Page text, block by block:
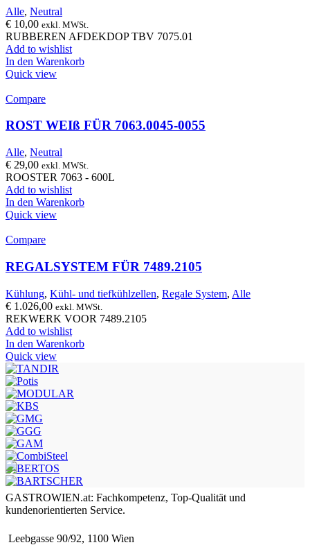
Alle, Neutral
€ 10,00 exkl. MWSt.
RUBBEREN AFDEKDOP TBV 7075.01
Add to wishlist
In den Warenkorb
Quick view
Compare
ROST WEIß FÜR 7063.0045-0055
Alle, Neutral
€ 29,00 exkl. MWSt.
ROOSTER 7063 - 600L
Add to wishlist
In den Warenkorb
Quick view
Compare
REGALSYSTEM FÜR 7489.2105
Kühlung, Kühl- und tiefkühlzellen, Regale System, Alle
€ 1.026,00 exkl. MWSt.
REKWERK VOOR 7489.2105
Add to wishlist
In den Warenkorb
Quick view
GASTROWIEN.at: Fachkompetenz, Top-Qualität und
kundenorientierten Service.
Leebgasse 90/92, 1100 Wien